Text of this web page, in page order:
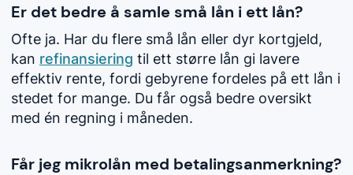
Er det bedre å samle små lån i ett lån?
Ofte ja. Har du flere små lån eller dyr kortgjeld,
kan refinansiering til ett større lån gi lavere
effektiv rente, fordi gebyrene fordeles på ett lån i
stedet for mange. Du får også bedre oversikt
med én regning i måneden.
Får jeg mikrolån med betalingsanmerkning?